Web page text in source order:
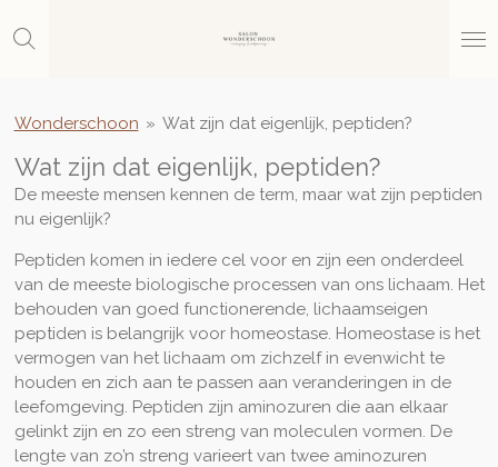
direct
hoofdinhoud
Wonderschoon » Wat zijn dat eigenlijk, peptiden?
Wat zijn dat eigenlijk, peptiden?
De meeste mensen kennen de term, maar wat zijn peptiden
nu eigenlijk?
Peptiden komen in iedere cel voor en zijn een onderdeel
van de meeste biologische processen van ons lichaam. Het
behouden van goed functionerende, lichaamseigen
peptiden is belangrijk voor homeostase. Homeostase is het
vermogen van het lichaam om zichzelf in evenwicht te
houden en zich aan te passen aan veranderingen in de
leefomgeving. Peptiden zijn aminozuren die aan elkaar
gelinkt zijn en zo een streng van moleculen vormen. De
lengte van zo’n streng varieert van twee aminozuren